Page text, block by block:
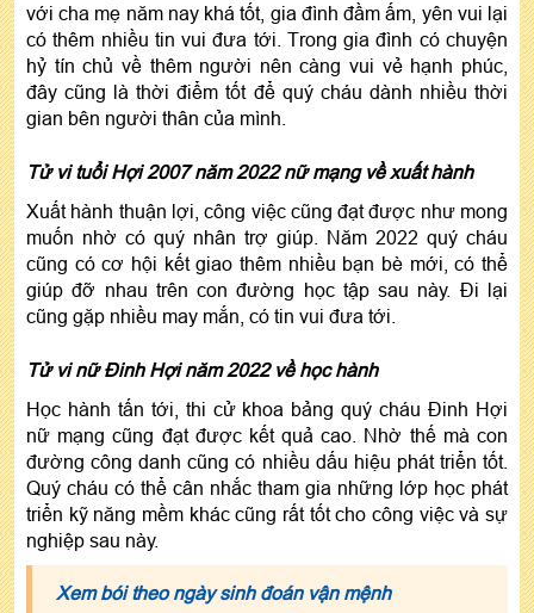
với cha mẹ năm nay khá tốt, gia đình đầm ấm, yên vui lại
có thêm nhiều tin vui đưa tới. Trong gia đình có chuyện
hỷ tín chủ về thêm người nên càng vui vẻ hạnh phúc,
đây cũng là thời điểm tốt để quý cháu dành nhiều thời
gian bên người thân của mình.
Tử vi tuổi Hợi 2007 năm 2022 nữ mạng về xuất hành
Xuất hành thuận lợi, công việc cũng đạt được như mong
muốn nhờ có quý nhân trợ giúp. Năm 2022 quý cháu
cũng có cơ hội kết giao thêm nhiều bạn bè mới, có thể
giúp đỡ nhau trên con đường học tập sau này. Đi lại
cũng gặp nhiều may mắn, có tin vui đưa tới.
Tử vi nữ Đinh Hợi năm 2022 về học hành
Học hành tấn tới, thi cử khoa bảng quý cháu Đinh Hợi
nữ mạng cũng đạt được kết quả cao. Nhờ thế mà con
đường công danh cũng có nhiều dấu hiệu phát triển tốt.
Quý cháu có thể cân nhắc tham gia những lớp học phát
triển kỹ năng mềm khác cũng rất tốt cho công việc và sự
nghiệp sau này.
Xem bói theo ngày sinh đoán vận mệnh